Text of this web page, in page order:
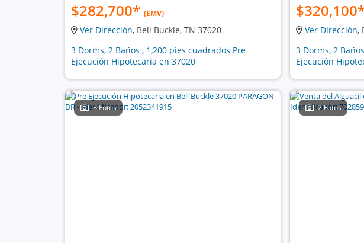
$282,700* (EMV)
Ver Dirección, Bell Buckle, TN 37020
3 Dorms, 2 Baños , 1,200 pies cuadrados Pre
Ejecución Hipotecaria en 37020
$320,100
Ver Dirección,
3 Dorms, 2
Ejecución
8 Fotos 2 Fotos